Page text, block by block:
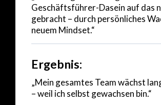
Geschäftsführer-Dasein auf das
gebracht – durch persönliches
neuem Mindset.“
Ergebnis:
„Mein gesamtes Team wächst
– weil ich selbst gewachsen bin.“